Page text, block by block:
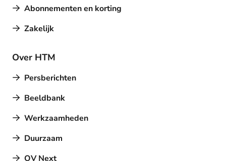
Abonnementen en korting
Zakelijk
Over HTM
Persberichten
Beeldbank
Werkzaamheden
Duurzaam
OV Next